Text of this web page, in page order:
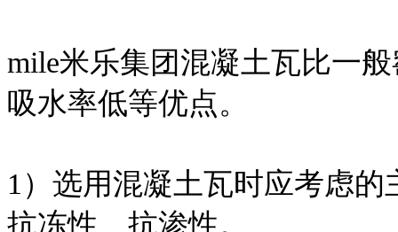
mile米乐集团混凝土瓦比一
吸水率低等优点。
1）选用混凝土瓦时应考虑
抗冻性、抗渗性。